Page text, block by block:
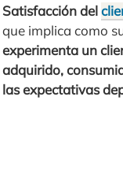
Satisfacción del
que implica como
experimenta un
adquirido,
las expectativas